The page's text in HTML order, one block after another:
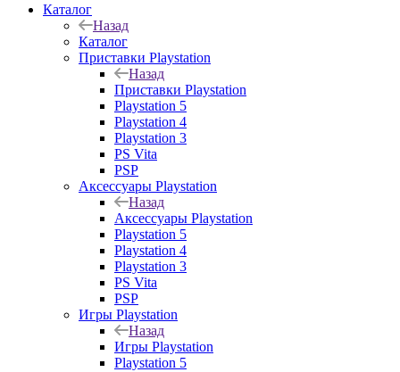
Каталог
Назад
Каталог
Приставки Playstation
Назад
Приставки Playstation
Playstation 5
Playstation 4
Playstation 3
PS Vita
PSP
Аксессуары Playstation
Назад
Аксессуары Playstation
Playstation 5
Playstation 4
Playstation 3
PS Vita
PSP
Игры Playstation
Назад
Игры Playstation
Playstation 5